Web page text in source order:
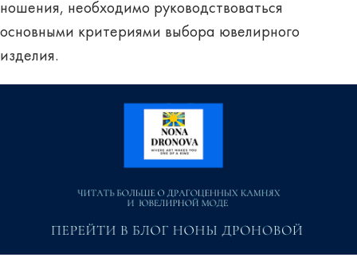
ношения, необходимо руководствоваться
основными критериями выбора ювелирного
изделия.